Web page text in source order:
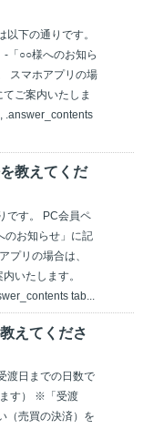
以下の通りです。
-「○○様へのお知ら
スマホアプリの場
ご案内いたしま
.answer_contents
教えてくだ
です。 PC会員ペ
のお知らせ」に記
プリの場合は、
いたします。
tab...
えてくださ
渡日までの日数で
す） ※「受渡
（売買の決済）を